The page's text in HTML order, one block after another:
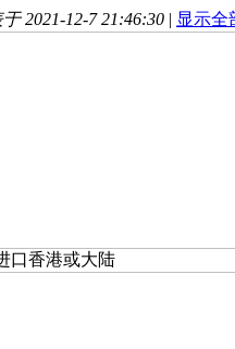
2021-12-7 21:46:30 | 显示全
口香港或大陆